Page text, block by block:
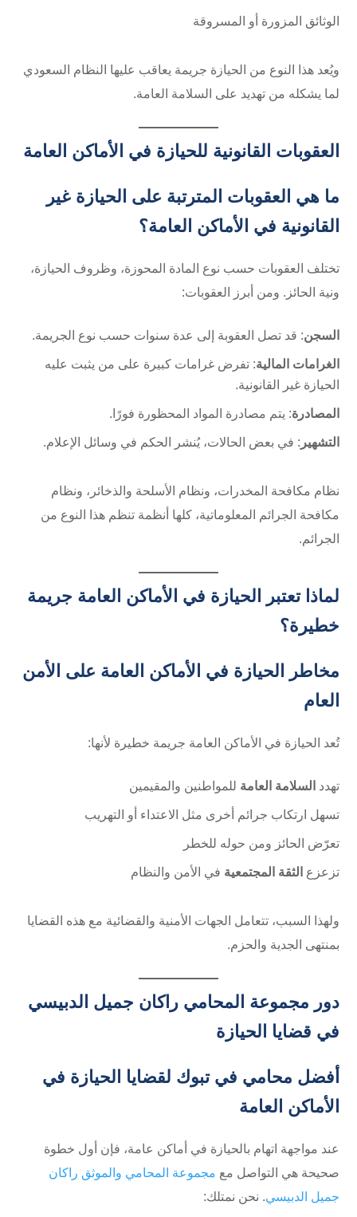
الوثائق المزورة أو المسروقة
ويُعد هذا النوع من الحيازة جريمة يعاقب عليها النظام السعودي
لما يشكله من تهديد على السلامة العامة.
العقوبات القانونية للحيازة في الأماكن العامة
ما هي العقوبات المترتبة على الحيازة غير
القانونية في الأماكن العامة؟
تختلف العقوبات حسب نوع المادة المحوزة، وظروف الحيازة،
ونية الحائز. ومن أبرز العقوبات:
السجن: قد تصل العقوبة إلى عدة سنوات حسب نوع الجريمة.
الغرامات المالية: تفرض غرامات كبيرة على من يثبت عليه
الحيازة غير القانونية.
المصادرة: يتم مصادرة المواد المحظورة فورًا.
التشهير : في بعض الحالات، يُنشر الحكم في وسائل الإعلام.
نظام مكافحة المخدرات، ونظام الأسلحة والذخائر، ونظام
مكافحة الجرائم المعلوماتية، كلها أنظمة تنظم هذا النوع من
الجرائم.
لماذا تعتبر الحيازة في الأماكن العامة جريمة
خطيرة؟
مخاطر الحيازة في الأماكن العامة على الأمن
العام
تُعد الحيازة في الأماكن العامة جريمة خطيرة لأنها:
تهدد السلامة العامة للمواطنين والمقيمين
تسهل ارتكاب جرائم أخرى مثل الاعتداء أو التهريب
تعرّض الحائز ومن حوله للخطر
تزعزع الثقة المجتمعية في الأمن والنظام
ولهذا السبب، تتعامل الجهات الأمنية والقضائية مع هذه القضايا
بمنتهى الجدية والحزم.
دور مجموعة المحامي راكان جميل الدبيسي
في قضايا الحيازة
أفضل محامي في تبوك لقضايا الحيازة في
الأماكن العامة
عند مواجهة اتهام بالحيازة في أماكن عامة، فإن أول خطوة
صحيحة هي التواصل مع مجموعة المحامي والموثق راكان
جميل الدبيسي. نحن نمتلك: